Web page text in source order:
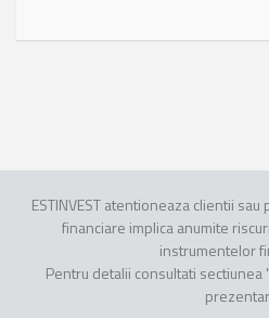
ESTINVEST atentioneaza clientii
financiare implica anumite
instrumentelor
Pentru detalii consultati